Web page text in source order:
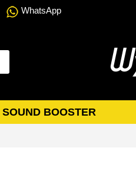
WhatsApp
SOUND BOOSTER